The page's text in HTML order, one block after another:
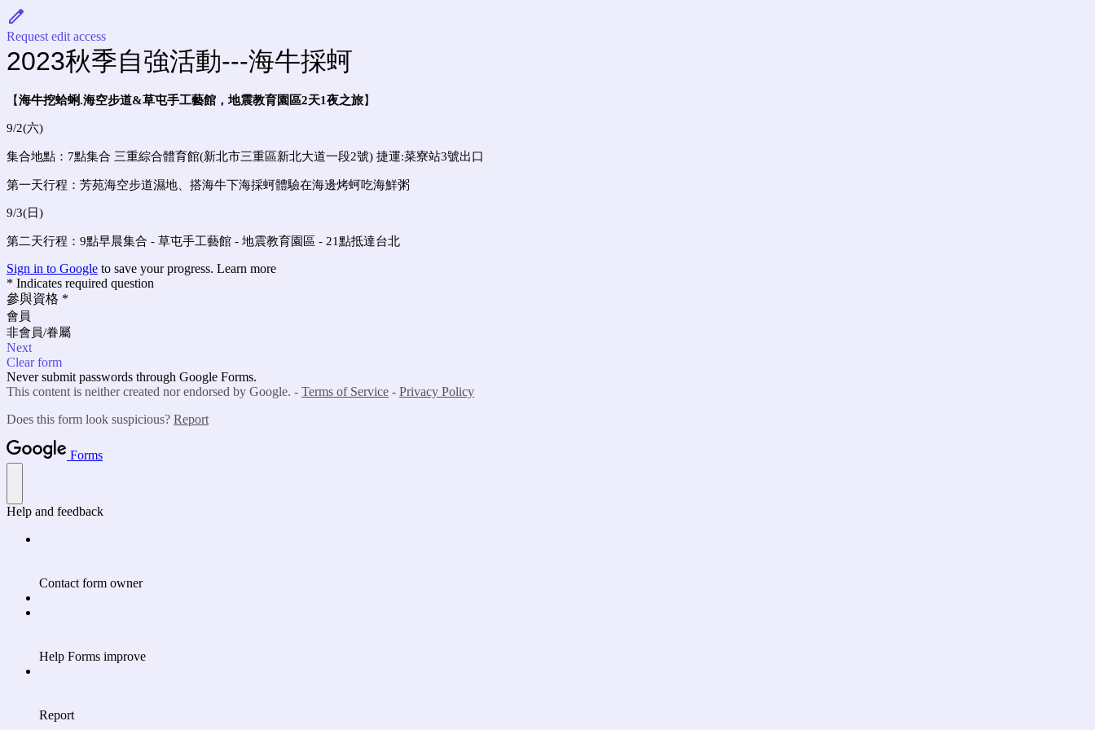
Request edit access
2023秋季自強活動---海牛採蚵
【海牛挖蛤蜊.海空步道&草屯手工藝館，地震教育園區2天1夜之旅】
9/2(六)
集合地點：7點集合 三重綜合體育館(新北市三重區新北大道一段2號) 捷運:菜寮站3號出口
第一天行程：芳苑海空步道濕地、 搭海牛下海採蚵體驗在海邊烤蚵吃海鮮粥
9/3(日)
第二天行程：9點早晨集合 - 草屯手工藝館 - 地震教育園區 - 21點抵達台北
Sign in to Google to save your progress. Learn more
* Indicates required question
參與資格 *
會員
非會員/眷屬
Next
Clear form
Never submit passwords through Google Forms.
This content is neither created nor endorsed by Google. - Terms of Service - Privacy Policy
Does this form look suspicious? Report
Forms
Help and feedback
Contact form owner
Help Forms improve
Report